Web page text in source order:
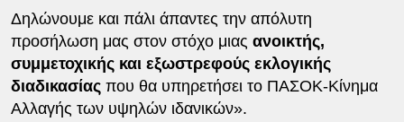
Δηλώνουμε και πάλι άπαντες την απόλυτη
προσήλωση μας στον στόχο μιας ανοικτής,
συμμετοχικής και εξωστρεφούς εκλογικής
διαδικασίαςπου θα υπηρετήσει το ΠΑΣΟΚ-Κίνημα
Αλλαγής των υψηλών ιδανικών».